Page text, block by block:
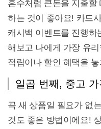
혼수처럼 큰돈을 지출할
하는 것이 좋아요! 카드
캐시백 이벤트를 진행하
해보고 나에게 가장 유
적립이나 할인 혜택을
일곱 번째, 중고
꼭 새 상품일 필요가 없
것도 좋은 방법이에요!